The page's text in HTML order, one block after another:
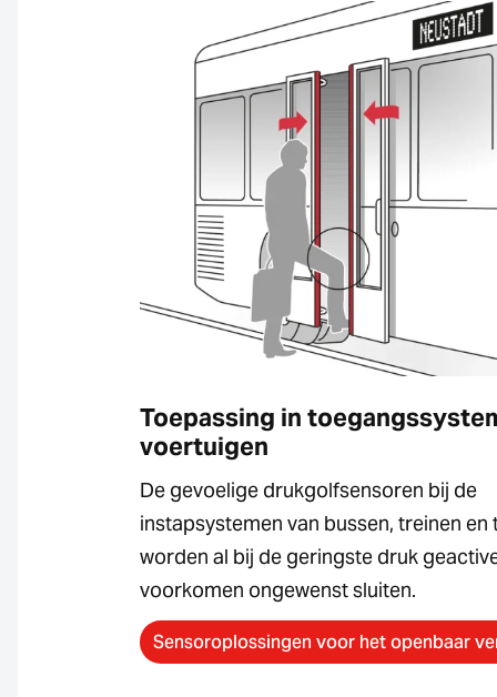
Toepassing in
voertuigen
De gevoelige drukgolfsensoren bij de
instapsystemen van bussen, treinen en
worden al bij de geringste druk
voorkomen ongewenst sluiten.
Sensoroplossingen voor het openbaar